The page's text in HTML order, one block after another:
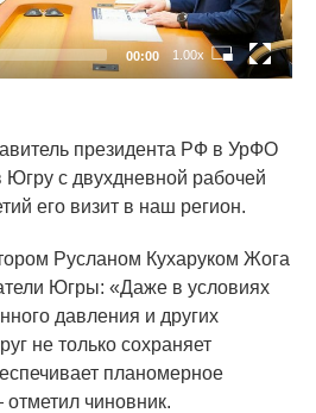
00:00 1.00x
президента РФ в УрФО
с двухдневной рабочей
его визит в наш регион.
Русланом Кухаруком Жога
Югры: «Даже в условиях
давления и других
не только сохраняет
планомерное
чиновник.